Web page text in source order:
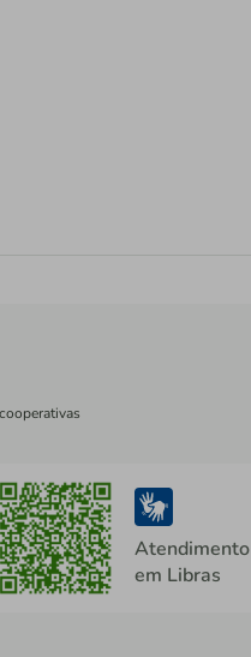
Atendimento
em Libras